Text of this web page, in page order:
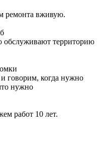
ремонта вживую.
обслуживают территорию
говорим, когда нужно
нужно
работ 10 лет.